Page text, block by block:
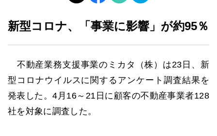
新型コロナ、「事業に影響」が約95％
不動産業務支援事業のミカタ（株）は23日、新
型コロナウイルスに関するアンケート調査結果を
発表した。4月16～21日に顧客の不動産事業者128
社を対象に調査した。